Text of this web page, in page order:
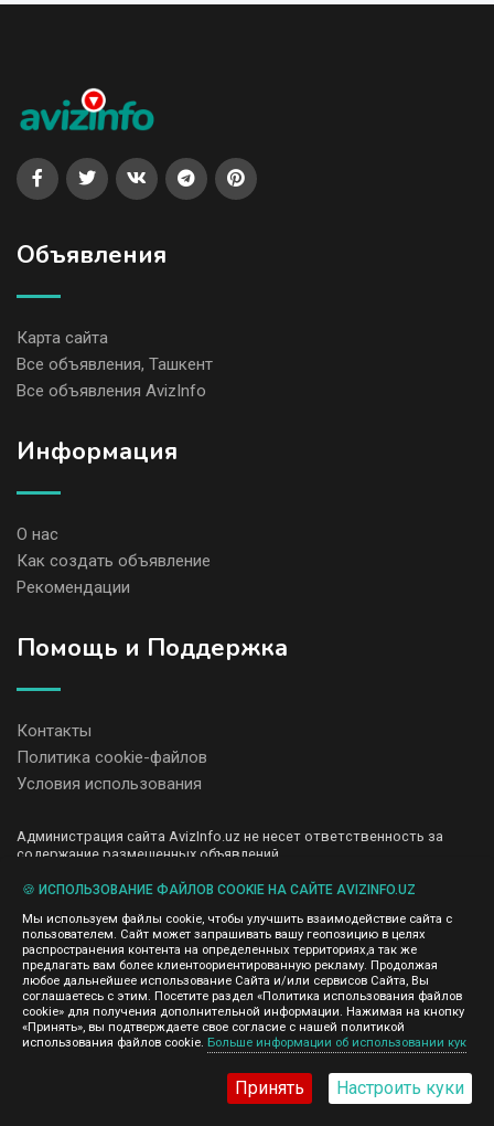
Объявления
Карта сайта
Все объявления, Ташкент
Все объявления AvizInfo
Информация
О нас
Как создать объявление
Рекомендации
Помощь и Поддержка
Контакты
Политика cookie-файлов
Условия использования
Администрация сайта AvizInfo.uz не несет ответственность за
содержание размещенных объявлений.
передаем и не продаем личную информацию зарегистрированных
правила конфиденциальности сайтов на которые ссылается
AvizInfo.uz. На некоторых страницах нашего сайта представлена
реклама Google Adsense Advertising Network. Чтобы узнать
подробней о правилах конфиденциальности Google нажмите тут
©2008-2026,AvizInfo.uz
🍪 ИСПОЛЬЗОВАНИЕ ФАЙЛОВ COOKIE НА САЙТЕ AVIZINFO.UZ
Мы используем файлы cookie, чтобы улучшить взаимодействие сайта с
пользователем. Сайт может запрашивать вашу геопозицию в целях
распространения контента на определенных территориях,а так же
предлагать вам более клиентоориентированную рекламу. Продолжая
любое дальнейшее использование Сайта и/или сервисов Сайта, Вы
соглашаетесь с этим. Посетите раздел «Политика использования файлов
cookie» для получения дополнительной информации. Нажимая на кнопку
«Принять», вы подтверждаете свое согласие с нашей политикой
использования файлов cookie. Больше информации об использовании кук
Принять Настроить куки